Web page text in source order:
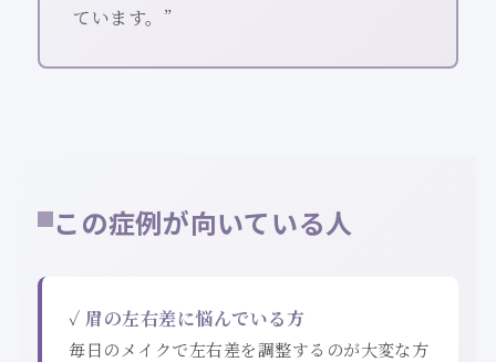
ています。”
この症例が向いている人
✓ 眉の左右差に悩んでいる方
毎日のメイクで左右差を調整するのが大変な方